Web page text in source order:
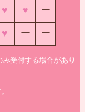
♥ ♥ ー
♥ ー ー
受付する場合があり